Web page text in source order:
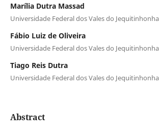
Marília Dutra Massad
Universidade Federal dos Vales do
Fábio Luiz de Oliveira
Universidade Federal dos Vales do
Tiago Reis Dutra
Universidade Federal dos Vales do
Abstract